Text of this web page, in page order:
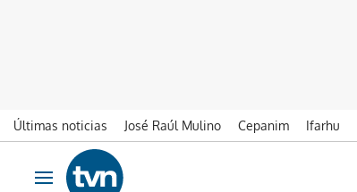
Últimas noticias José Raúl Mulino Cepanim Ifarhu
Ir al contenido
Obrir navegació